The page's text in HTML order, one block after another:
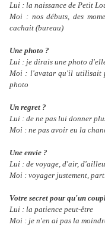
Lui : la naissance de Petit
Moi : nos débuts, des
cachait (bureau)
Une photo ?
Lui : je dirais une photo
Moi : l'avatar qu'il utilisait
photo
Un regret ?
Lui : de ne pas lui donner
Moi : ne pas avoir eu la
Une envie ?
Lui : de voyage, d'air,
Moi : voyager justement,
Votre secret pour qu'un
Lui : la patience peut-être
Moi : je n'en ai pas la